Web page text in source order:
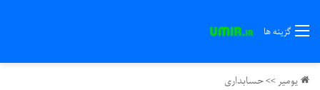
گزینه ها
یومیر>>حسابداری